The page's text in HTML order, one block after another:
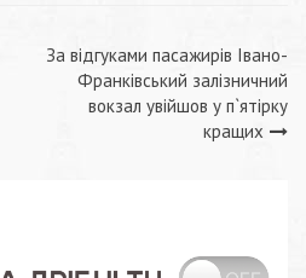
За відгуками пасажирів Івано-
Франківський залізничний
вокзал увійшов у п`ятірку
кращих